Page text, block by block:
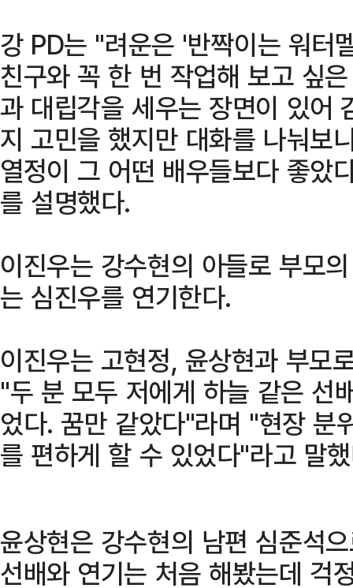
강 PD는 "려운은 '반짝이는 워터
친구와 꼭 한 번 작업해 보고 싶
과 대립각을 세우는 장면이 있어
지 고민을 했지만 대화를 나눠보
열정이 그 어떤 배우들보다 좋았
를 설명했다.
이진우는 강수현의 아들로 부모
는 심진우를 연기한다.
이진우는 고현정, 윤상현과 부모
"두 분 모두 저에게 하늘 같은 선
었다. 꿈만 같았다"라며 "현장 분
를 편하게 할 수 있었다"라고 말
윤상현은 강수현의 남편 심준석
선배와 연기는 처음 해봤는데 걱